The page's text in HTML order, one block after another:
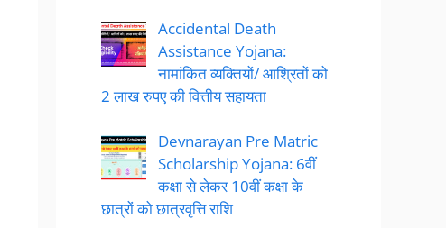
Accidental Death
Assistance Yojana:
नामांकित व्यक्तियों/ आश्रितों को
2 लाख रुपए की वित्तीय सहायता
Devnarayan Pre Matric
Scholarship Yojana: 6वीं
कक्षा से लेकर 10वीं कक्षा के
छात्रों को छात्रवृत्ति राशि